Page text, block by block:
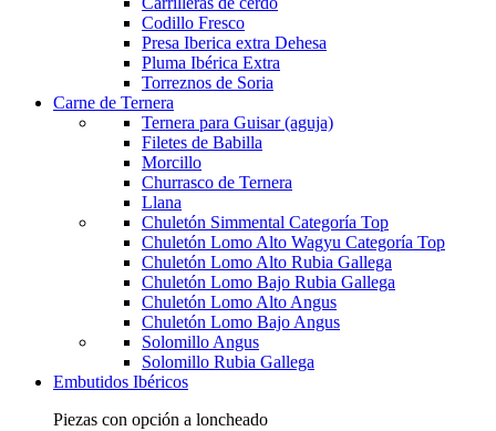
Codillo Fresco
Presa Iberica extra Dehesa
Pluma Ibérica Extra
Torreznos de Soria
Carne de Ternera
Ternera para Guisar (aguja)
Filetes de Babilla
Morcillo
Churrasco de Ternera
Llana
Chuletón Simmental Categoría Top
Chuletón Lomo Alto Wagyu Categoría Top
Chuletón Lomo Alto Rubia Gallega
Chuletón Lomo Bajo Rubia Gallega
Chuletón Lomo Alto Angus
Chuletón Lomo Bajo Angus
Solomillo Angus
Solomillo Rubia Gallega
Embutidos Ibéricos
Piezas con opción a loncheado